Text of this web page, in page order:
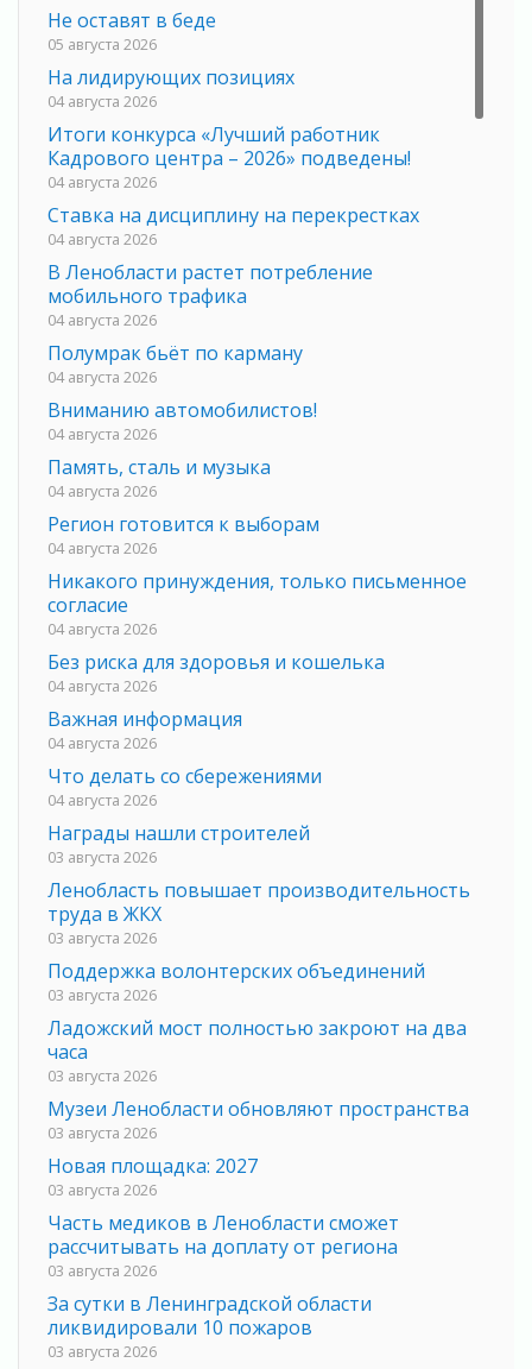
Не оставят в беде
05 августа 2026
На лидирующих позициях
04 августа 2026
Итоги конкурса «Лучший работник
Кадрового центра – 2026» подведены!
04 августа 2026
Ставка на дисциплину на перекрестках
04 августа 2026
В Ленобласти растет потребление
мобильного трафика
04 августа 2026
Полумрак бьёт по карману
04 августа 2026
Вниманию автомобилистов!
04 августа 2026
Память, сталь и музыка
04 августа 2026
Регион готовится к выборам
04 августа 2026
Никакого принуждения, только письменное
согласие
04 августа 2026
Без риска для здоровья и кошелька
04 августа 2026
Важная информация
04 августа 2026
Что делать со сбережениями
04 августа 2026
Награды нашли строителей
03 августа 2026
Ленобласть повышает производительность
труда в ЖКХ
03 августа 2026
Поддержка волонтерских объединений
03 августа 2026
Ладожский мост полностью закроют на два
часа
03 августа 2026
Музеи Ленобласти обновляют пространства
03 августа 2026
Новая площадка: 2027
03 августа 2026
Часть медиков в Ленобласти сможет
рассчитывать на доплату от региона
03 августа 2026
За сутки в Ленинградской области
ликвидировали 10 пожаров
03 августа 2026